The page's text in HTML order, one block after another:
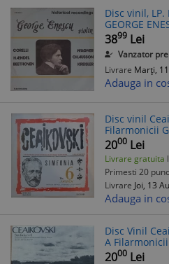
Disc vinil, LP.
GEORGE
3899 Lei
Vanzator
Livrare Marți,
Adauga in
Disc vinil
Filarmonicii
Basarab-
Electrecord
2000 Lei
Livrare gratuita
Primesti 20
Livrare Joi, 13
Adauga in
Disc Vinil
A
Basarab -
2000 Lei